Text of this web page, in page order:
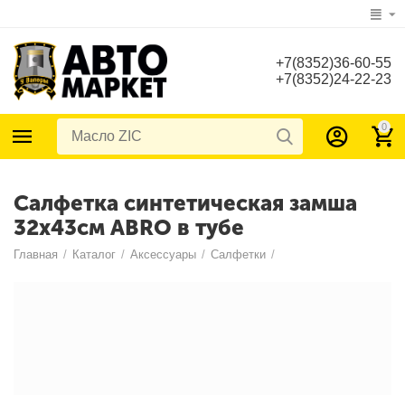
+7(8352)36-60-55
+7(8352)24-22-23
0
Салфетка синтетическая замша
32х43см ABRO в тубе
Главная / Каталог / Аксессуары / Салфетки /